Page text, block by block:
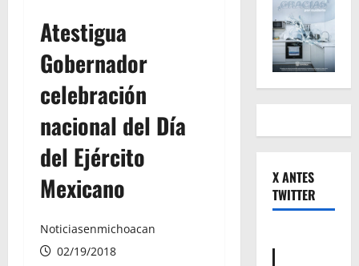
Atestigua
Gobernador
celebración
nacional del Día
del Ejército
Mexicano
Noticiasenmichoacan
02/19/2018
X ANTES
TWITTER